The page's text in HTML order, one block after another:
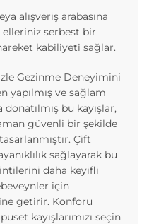
alışveriş arabasına
elleriniz serbest bir
kabiliyeti sağlar.
Gezinme Deneyimini
yapılmış ve sağlam
bu kayışlar,
güvenli bir şekilde
Çift
sağlayarak bu
daha keyifli
için
getirir. Konforu
kayışlarımızı seçin